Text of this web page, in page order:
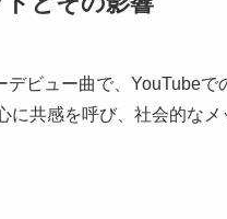
デビュー曲で、YouTube
に共感を呼び、社会的な